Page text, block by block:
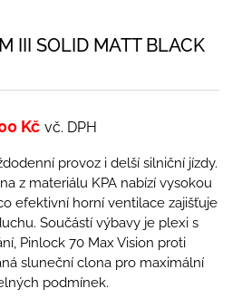
III SOLID MATT BLACK
Kč vč. DPH
provoz i delší silniční jízdy.
z materiálu KPA nabízí vysokou
efektivní horní ventilace zajišťuje
Součástí výbavy je plexi s
Pinlock 70 Max Vision proti
sluneční clona pro maximální
podmínek.